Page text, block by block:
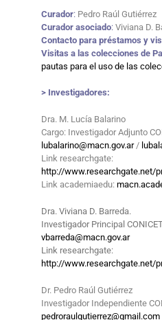
Curador: Pedro Raúl Gutiérrez
Curador asociado: Viviana D.
Contacto para préstamos y
Visitas a las colecciones de
pautas para el uso de las
> Investigadores:
Dra. M. Lucía Balarino
Cargo: Investigador Adjunto
lubalarino@macn.gov.ar/
Link researchgate:
http://www.researchgate.net/
Link academiaedu:
Dra. Viviana D. Barreda.
Investigador Principal
vbarreda@macn.gov.ar
Link researchgate:
http://www.researchgate.net/
Dr. Pedro Raúl Gutiérrez
Investigador Independiente
pedroraulgutierrez@gmail.com